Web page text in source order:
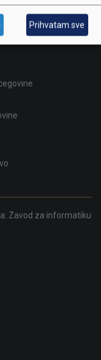
Zavod za informatiku
Prihvatam sve